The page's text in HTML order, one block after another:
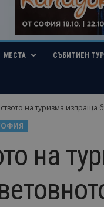
МЕСТА СЪБИТИЕН
на туризма изпраща
на